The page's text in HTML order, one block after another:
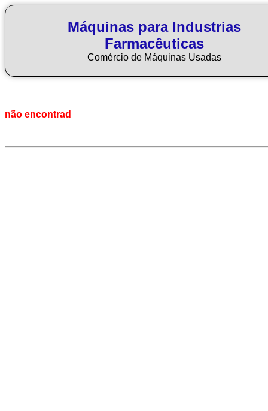
Máquinas para Industrias
Farmacêuticas
Comércio de Máquinas Usadas
não encontrad